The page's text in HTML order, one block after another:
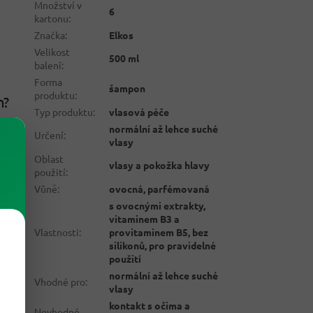
Množství v
kartonu:
6
Značka:
Elkos
Velikost
balení:
500 ml
Forma
produktu:
šampon
Typ produktu:
vlasová péče
Určení:
normální až lehce suché
vlasy
Oblast
použití:
vlasy a pokožka hlavy
Vůně: ovocná, parfémovaná
Vlastnosti:
s ovocnými extrakty,
vitaminem B3 a
provitaminem B5, bez
silikonů, pro pravidelné
použití
Vhodné pro:
normální až lehce suché
vlasy
kontakt s očima a